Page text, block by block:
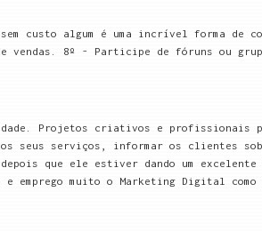
custo algum é uma incrível forma de
8º - Participe de fóruns ou
Projetos criativos e
serviços, informar os clientes
que ele estiver dando um
e emprego muito o Marketing Digital